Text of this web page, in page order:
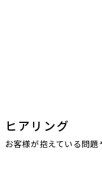
ヒアリング
お客様が抱えている問題